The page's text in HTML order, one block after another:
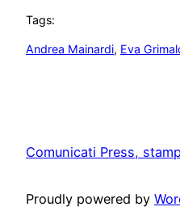
Tags:
Andrea Mainardi, Eva
Comunicati Press,
Proudly powered by